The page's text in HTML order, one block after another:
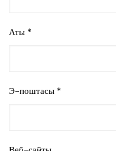
Аты *
Э-поштасы *